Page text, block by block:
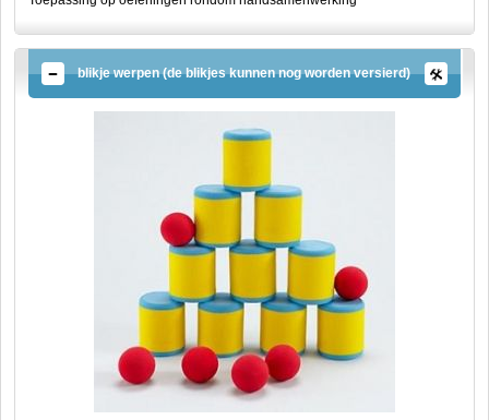
blikje werpen (de blikjes kunnen nog worden versierd)